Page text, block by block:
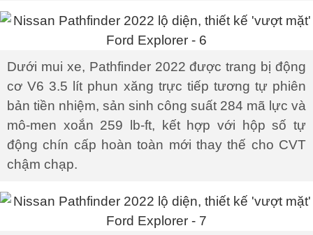
Dưới mui xe, Pathfinder 2022 được trang bị động
cơ V6 3.5 lít phun xăng trực tiếp tương tự phiên
bản tiền nhiệm, sản sinh công suất 284 mã lực và
mô-men xoắn 259 lb-ft, kết hợp với hộp số tự
động chín cấp hoàn toàn mới thay thế cho CVT
chậm chạp.